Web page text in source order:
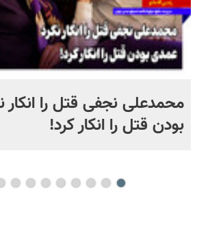
محمدعلی نجفی قتل را انکار
بودن قتل را انکار کرد!